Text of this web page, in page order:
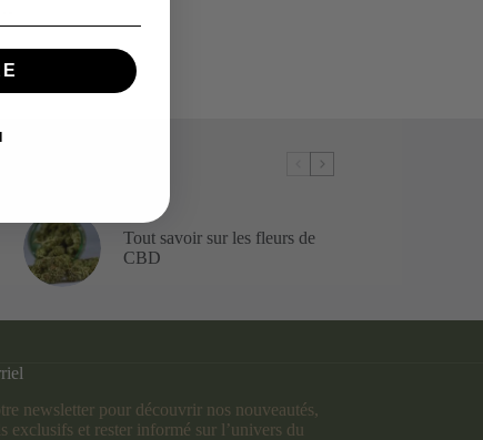
Tout savoir sur les fleurs de
CBD
newsletter pour découvrir nos nouveautés,
exclusifs et rester informé sur l’univers du